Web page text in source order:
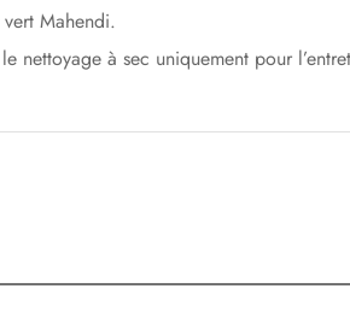
Mahendi.
nettoyage à sec uniquement pour